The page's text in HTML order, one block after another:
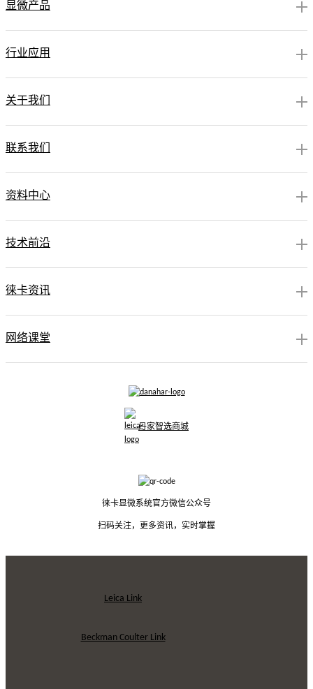
显微产品
行业应用
关于我们
联系我们
资料中心
技术前沿
徕卡资讯
网络课堂
丹家智选商城
徕卡显微系统官方微信公众号
扫码关注，更多资讯，实时掌握
Leica Link
Beckman Coulter Link